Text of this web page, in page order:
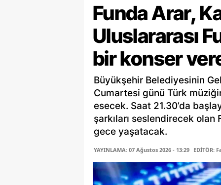
Funda Arar,
Uluslararası
bir konser
Büyükşehir Belediyesinin
Cumartesi günü Türk
esecek. Saat 21.30’da
şarkıları seslendirecek
gece yaşatacak.
YAYINLAMA: 07 Ağustos 2026 - 13:29 EDİTÖR: